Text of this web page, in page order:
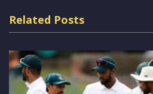
Related Posts